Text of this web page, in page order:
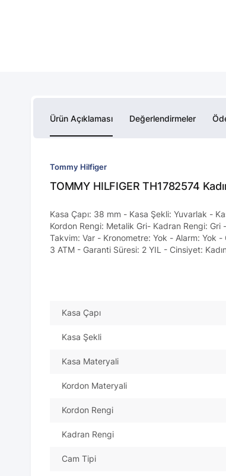
Ürün Açıklaması Değerlendirmeler
Tommy Hilfiger
TOMMY HILFIGER TH1782574
Kasa Çapı: 38 mm - Kasa Şekli: Yuvarlak -
Kordon Rengi: Metalik Gri- Kadran Rengi: Gri
Takvim: Var - Kronometre: Yok - Alarm: Yok
3 ATM - Garanti Süresi: 2 YIL - Cinsiyet: Kadın
Kasa Çapı
Kasa Şekli
Kasa Materyali
Kordon Materyali
Kordon Rengi
Kadran Rengi
Cam Tipi